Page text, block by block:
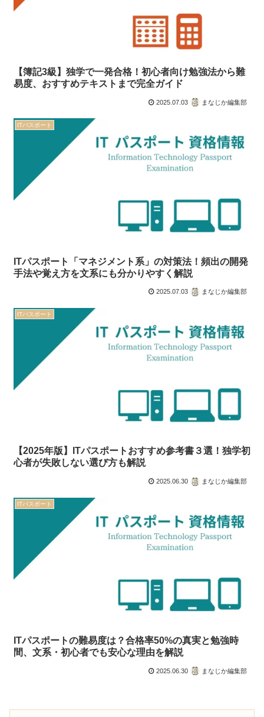
【簿記3級】独学で一発合格！初心者向け勉強法から難
易度、おすすめテキストまで完全ガイド
2025.07.03 まなじか編集部
ITパスポート
ITパスポート「マネジメント系」の対策法！頻出の開発
手法や覚え方を文系にも分かりやすく解説
2025.07.03 まなじか編集部
ITパスポート
【2025年版】ITパスポートおすすめ参考書３選！独学初
心者が失敗しない選び方も解説
2025.06.30 まなじか編集部
ITパスポート
ITパスポートの難易度は？合格率50%の真実と勉強時
間、文系・初心者でも安心な理由を解説
2025.06.30 まなじか編集部